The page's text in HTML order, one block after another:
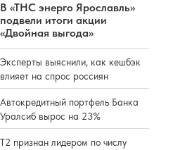
В «ТНС энерго Ярославль»
подвели итоги акции
«Двойная выгода»
Эксперты выяснили, как кешбэк
влияет на спрос россиян
Автокредитный портфель Банка
Уралсиб вырос на 23%
Т2 признан лидером по числу